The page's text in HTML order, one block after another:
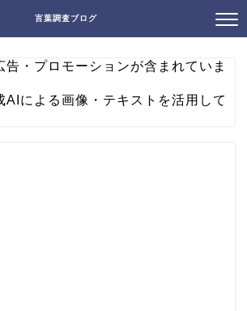
言葉調査ブログ
・プロモーションが含まれていま
による画像・テキストを活用して